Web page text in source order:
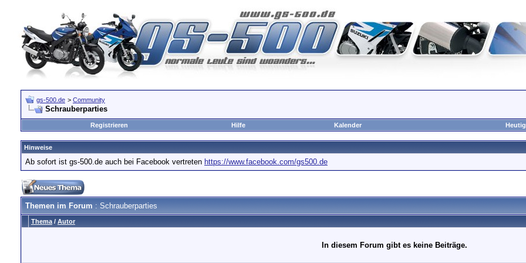
gs-500.de > Community
Schrauberparties
Registrieren Hilfe Kalender
Hinweise
Ab sofort ist gs-500.de auch bei Facebook vertreten https://www.facebook.com/gs500.de
Themen im Forum : Schrauberparties
Thema / Autor
In diesem Forum gibt es keine Beiträge.